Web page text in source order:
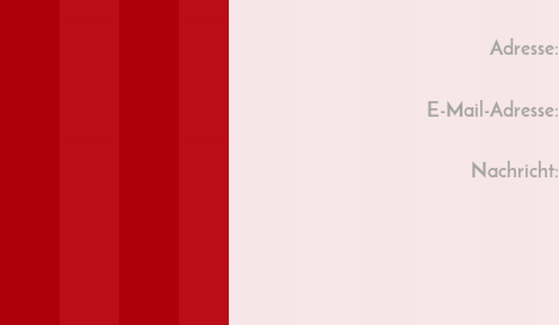
Adresse:
E-Mail-Adresse:
Nachricht: